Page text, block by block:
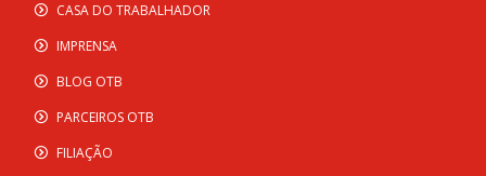
CASA DO TRABALHADOR
IMPRENSA
BLOG OTB
PARCEIROS OTB
FILIAÇÃO